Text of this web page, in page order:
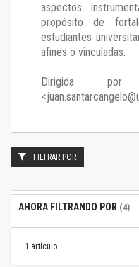
aspectos
propósito de
estudiantes
afines o vinculadas.
Dirigida por
1 artículo
FILTRAR POR
AHORA FILTRANDO POR